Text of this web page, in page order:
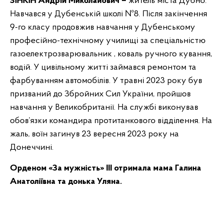
Навчався у Дубенській школі №8. Після закінчення
9-го класу продовжив навчання у Дубенському
професійно-технічному училищі за спеціальністю
газоелектрозварювальник , коваль ручного кування,
водій. У цивільному житті займався ремонтом та
фарбуванням автомобілів. У травні 2023 року був
призваний до Збройних Сил України, пройшов
навчання у Великобританії. На службі виконував
обов’язки командира протитанкового відділення. На
жаль, воїн загинув 23 вересня 2023 року на
Донеччині.
Орденом «За мужність» ІІІ отримала мама Галина
Анатоліївна та донька Уляна.